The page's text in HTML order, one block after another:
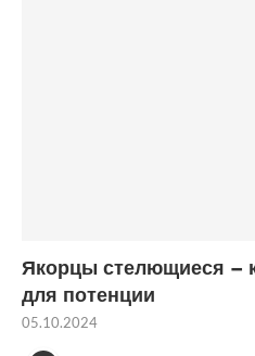
Якорцы стелющиеся –
для потенции
05.10.2024